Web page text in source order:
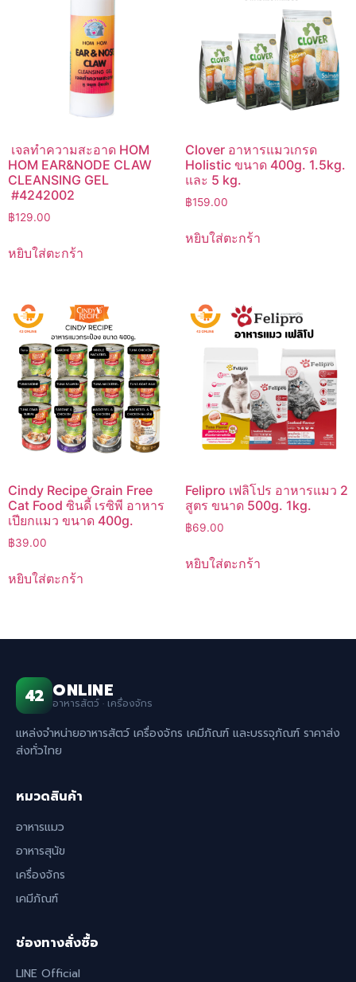
เจลทำความสะอาด HOM
HOM EAR&NODE CLAW
CLEANSING GEL
#4242002
฿129.00
หยิบใส่ตะกร้า
Clover อาหารแมวเกรด
Holistic ขนาด 400g. 1.5kg.
และ 5 kg.
฿159.00
หยิบใส่ตะกร้า
Cindy Recipe Grain Free
Cat Food ซินดี้ เรซิพี อาหาร
เปียกแมว ขนาด 400g.
฿39.00
หยิบใส่ตะกร้า
Felipro เฟลิโปร อาหารแมว 2
สูตร ขนาด 500g. 1kg.
฿69.00
หยิบใส่ตะกร้า
42 ONLINE
อาหารสัตว์ · เครื่องจักร
แหล่งจำหน่ายอาหารสัตว์ เครื่องจักร เคมีภัณฑ์ และบรรจุภัณฑ์ ราคาส่ง
ส่งทั่วไทย
หมวดสินค้า
อาหารแมว
อาหารสุนัข
เครื่องจักร
เคมีภัณฑ์
ช่องทางสั่งซื้อ
LINE Official